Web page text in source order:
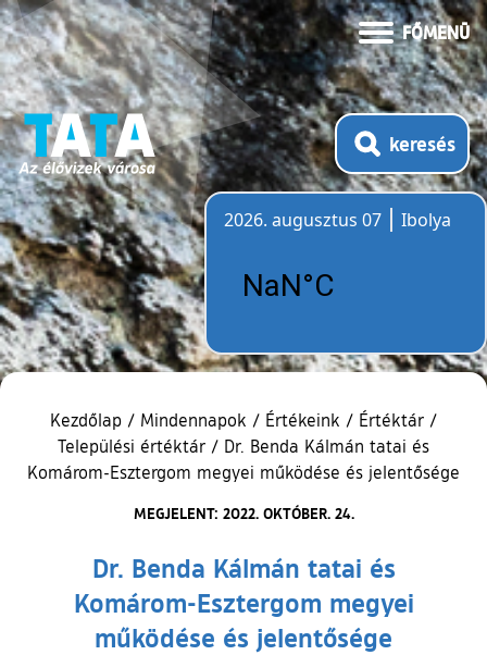
FŐMENÜ
keresés
2026. augusztus 07
Ibolya
Kezdőlap / Mindennapok / Értékeink / Értéktár /
Települési értéktár / Dr. Benda Kálmán tatai és
Komárom-Esztergom megyei működése és jelentősége
MEGJELENT: 2022. OKTÓBER. 24.
Dr. Benda Kálmán tatai és
Komárom-Esztergom megyei
működése és jelentősége